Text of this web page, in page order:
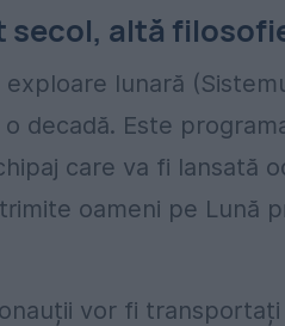
secol, altă
lunară
decadă. Este
care va fi lansată
oameni pe Lună
vor fi